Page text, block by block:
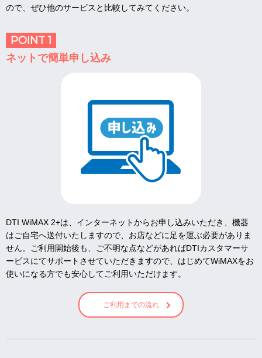
ので、ぜひ他のサービスと比較してみてください。
POINT 1
ネットで簡単申し込み
DTI WiMAX 2+は、インターネットからお申し込みいただき、機器
はご自宅へ送付いたしますので、お店などに足を運ぶ必要がありま
せん。ご利用開始後も、ご不明な点などがあればDTIカスタマーサ
ービスにてサポートさせていただきますので、はじめてWiMAXをお
使いになる方でも安心してご利用いただけます。
ご利用までの流れ